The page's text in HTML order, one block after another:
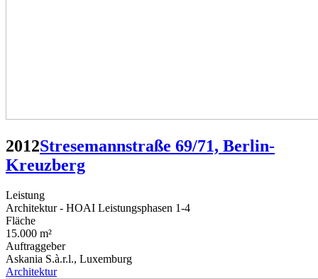
2012Stresemannstraße 69/71, Berlin-
Kreuzberg
Leistung
Architektur - HOAI Leistungsphasen 1-4
Fläche
15.000 m²
Auftraggeber
Askania S.à.r.l., Luxemburg
Architektur